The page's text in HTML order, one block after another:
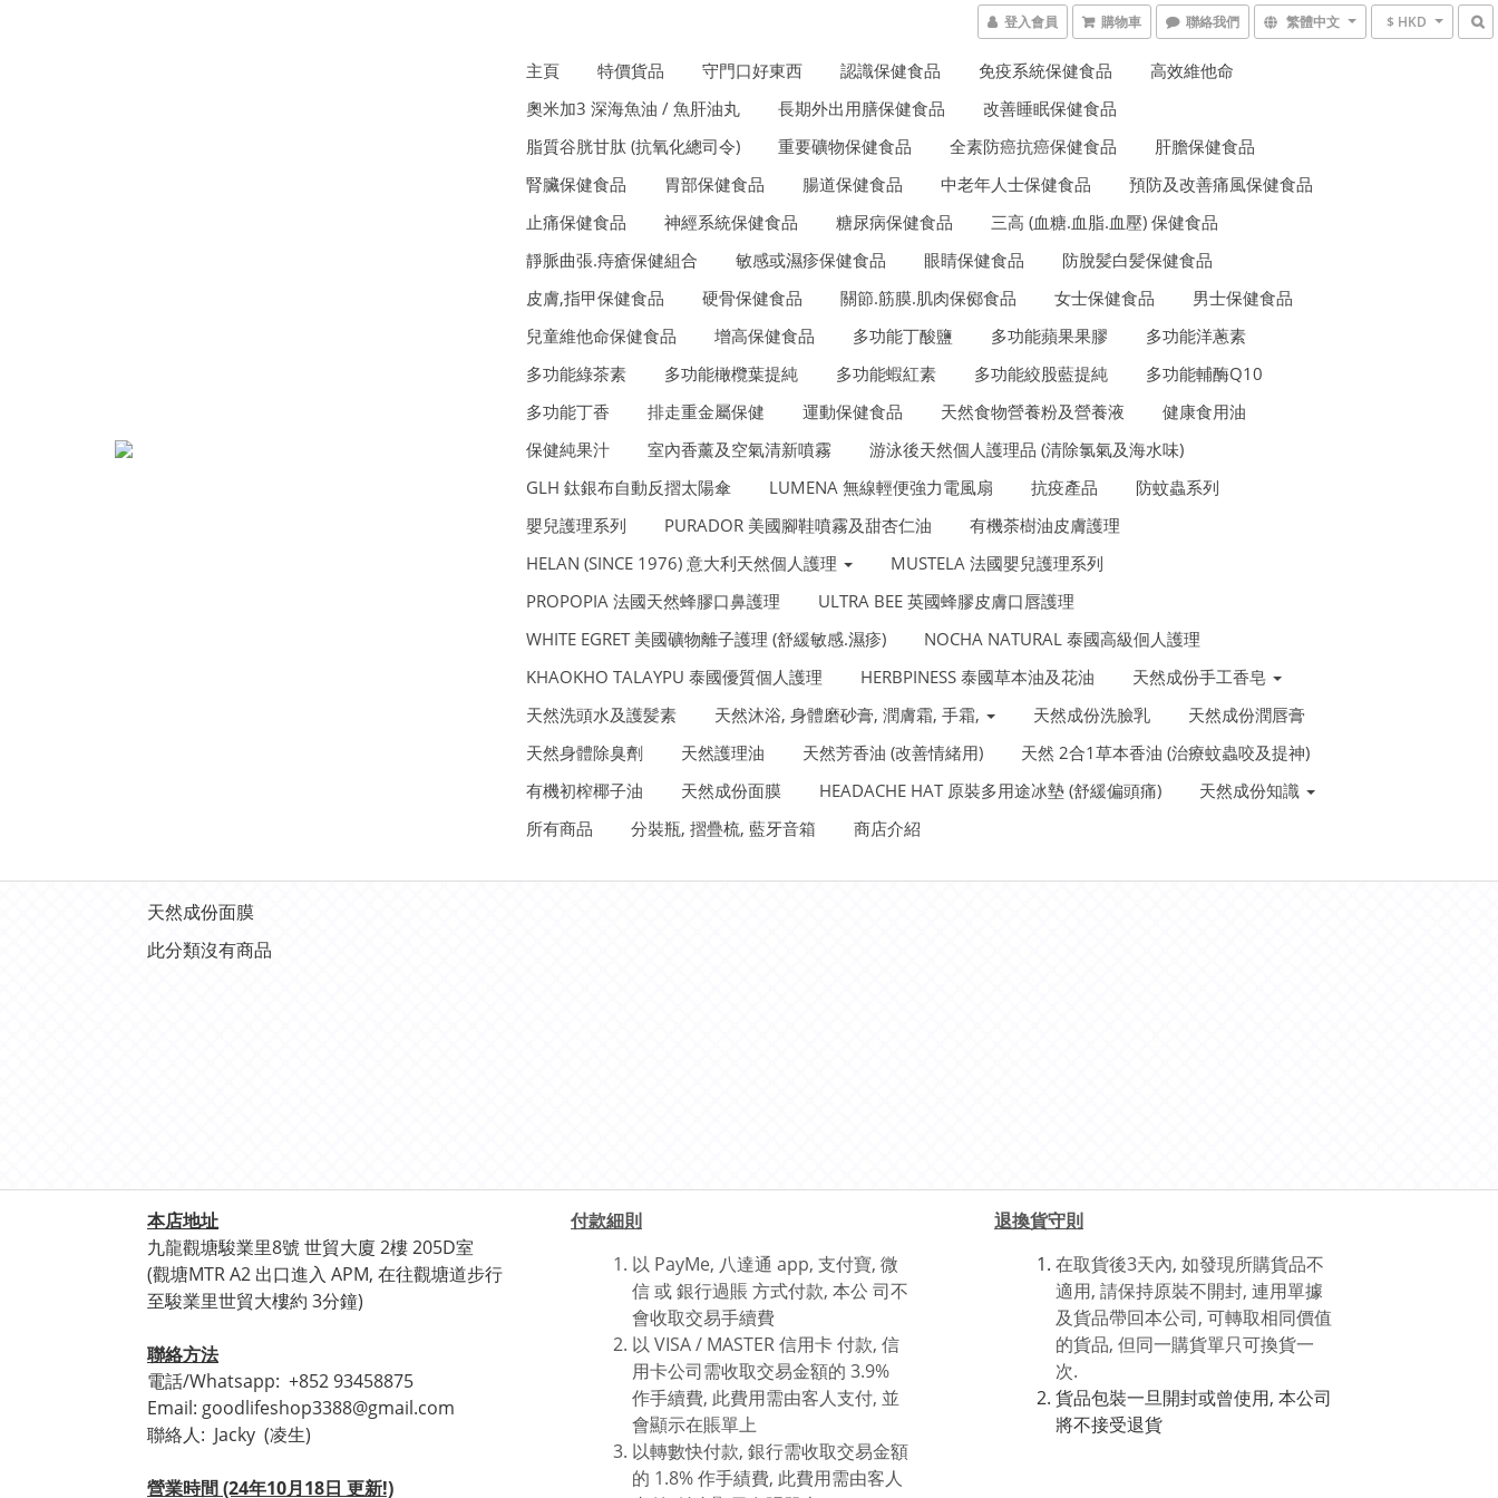
登入會員 購物車 聯絡我們 繁體中文 $ HKD
主頁 特價貨品 守門口好東西 認識保健食品 免疫系統保健食品
高效維他命
奧米加3 深海魚油 / 魚肝油丸
長期外出用膳保健食品
改善睡眠保健食品
脂質谷胱甘肽 (抗氧化總司令)
重要礦物保健食品 全素防癌抗癌保健食品
肝膽保健食品
腎臟保健食品
胃部保健食品 腸道保健食品 中老年人士保健食品
預防及改善痛風保健食品
止痛保健食品
神經系統保健食品 糖尿病保健食品
三高 (血糖.血脂.血壓) 保健食品
靜脈曲張.痔瘡保健組合
敏感或濕疹保健食品 眼睛保健食品
防脫髪白髪保健食品
皮膚,指甲保健食品
硬骨保健食品 關節.筋膜.肌肉保鄇食品 女士保健食品
男士保健食品
兒童維他命保健食品
增高保健食品 多功能丁酸鹽 多功能蘋果果膠
多功能洋蔥素
多功能綠茶素
多功能橄欖葉提純 多功能蝦紅素 多功能絞股藍提純
多功能輔酶Q10
多功能丁香
排走重金屬保健 運動保健食品 天然食物營養粉及營養液
健康食用油
保健純果汁
室內香薰及空氣清新噴霧
游泳後天然個人護理品 (清除氯氣及海水味)
GLH 鈦銀布自動反摺太陽傘
LUMENA 無線輕便強力電風扇 抗疫產品
防蚊蟲系列
嬰兒護理系列
PURADOR 美國腳鞋噴霧及甜杏仁油
有機荼樹油皮膚護理
HELAN (SINCE 1976) 意大利天然個人護理
MUSTELA 法國嬰兒護理系列
PROPOPIA 法國天然蜂膠口鼻護理
ULTRA BEE 英國蜂膠皮膚口唇護理
WHITE EGRET 美國礦物離子護理 (舒緩敏感.濕疹)
NOCHA NATURAL 泰國高級佪人護理
KHAOKHO TALAYPU 泰國優質個人護理
HERBPINESS 泰國草本油及花油
天然成份手工香皂
天然洗頭水及護髪素
天然沐浴, 身體磨砂膏, 潤膚霜, 手霜, 天然成份洗臉乳
天然成份潤唇膏
天然身體除臭劑
天然護理油 天然芳香油 (改善情緒用)
天然 2合1草本香油 (治療蚊蟲咬及提神)
有機初榨椰子油
天然成份面膜 HEADACHE HAT 原裝多用途冰墊 (舒緩偏頭痛)
天然成份知識
所有商品
分裝瓶, 摺疊梳, 藍牙音箱 商店介紹
天然成份面膜
此分類沒有商品
本店地址
九龍觀塘駿業里8號 世貿大廈 2樓 205D室
(觀塘MTR A2 出口進入 APM, 在往觀塘道步行
至駿業里世貿大樓約 3分鐘)
聯絡方法
電話/Whatsapp: +852 93458875
Email: goodlifeshop3388@gmail.com
聯絡人: Jacky (凌生)
營業時間 (24年10月18日 更新!)
付款細則
以 PayMe, 八達通 app, 支付寶, 微
信 或銀行過賬 方式付款, 本公 司不
會收取交易手續費
以 VISA / MASTER 信用卡 付款, 信
用卡公司需收取交易金額的 3.9%
作手續費, 此費用需由客人支付, 並
會顯示在賬單上
以轉數快付款, 銀行需收取交易金額
的 1.8% 作手績費, 此費用需由客人
退換貨守則
在取貨後3天內, 如發現所購貨品不
適用, 請保持原裝不開封, 連用單據
及貨品帶回本公司, 可轉取相同價值
的貨品, 但同一購貨單只可換貨一
次.
貨品包裝一旦開封或曾使用, 本公司
將不接受退貨